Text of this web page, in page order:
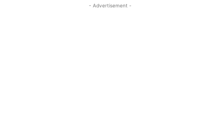
- Advertisement -